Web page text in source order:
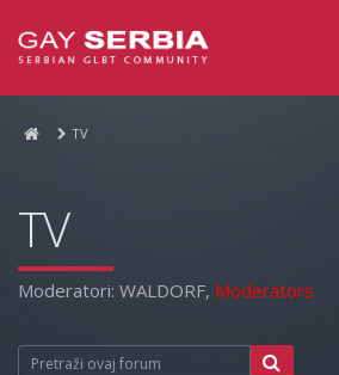
TV
TV
Moderatori: WALDORF, Moderators